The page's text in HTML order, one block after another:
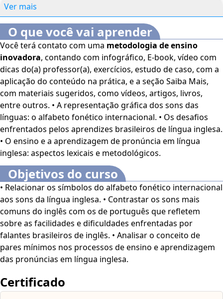
de uma introdução ao
(AFI), os alunos serão guiados para compreender o papel
fundamental que esses símbolos desempenham na
representação precisa dos sons em qualquer idioma, com
foco especial nos sons do inglês. Em seguida, o curso se
aprofunda na apresentação dos símbolos doAlfabeto
Fonético Internacionalque correspondem aos sons da
língua inglesa. Cada símbolo será analisado
individualmente, mostrando como ele representa os
diferentes fonemas do inglês, incluindovogais,
consoantes e ditongos. Os alunos aprenderão a
identificar e reproduzir esses sons, ganhando uma maior
consciência sobre as nuances da pronúncia em inglês. O
curso também abordará a relação entre os símbolos
fonéticos e a ortografia, destacando as dificuldades que
surgem da disparidade entre a escrita e a pronúncia no
inglês. Bons estudos! OCurso Alfabético Fonético
Internacional na Língua Inglesaé voltado para
profissionais e estudantes da área de Línguas e Idiomas,
além de interessados no assunto.Este curso dispõe dos
seguintes recursos de acessibilidade: cores em alto-
contraste, au-mento de fonte e tradução automática
var esses recursos, acesse "minha conta" do lado direito
Ver mais
O que você vai aprender
Você terá contato com uma metodologia de ensino
inovadora, contando com infográfico, E-book, vídeo com
dicas do(a) professor(a), exercícios, estudo de caso, com a
aplicação do conteúdo na prática, e a seção Saiba Mais,
com materiais sugeridos, como vídeos, artigos, livros,
entre outros. • A representação gráfica dos sons das
línguas: o alfabeto fonético internacional. • Os desafios
enfrentados pelos aprendizes brasileiros de língua inglesa.
• O ensino e a aprendizagem de pronúncia em língua
inglesa: aspectos lexicais e metodológicos.
Objetivos do curso
• Relacionar os símbolos do alfabeto fonético internacional
aos sons da língua inglesa. • Contrastar os sons mais
comuns do inglês com os de português que refletem
sobre as facilidades e dificuldades enfrentadas por
falantes brasileiros de inglês. • Analisar o conceito de
pares mínimos nos processos de ensino e aprendizagem
das pronúncias em língua inglesa.
Certificado